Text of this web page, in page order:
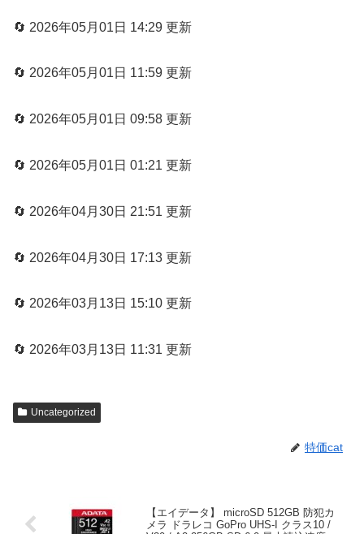
🔄 2026年05月01日 14:29 更新
🔄 2026年05月01日 11:59 更新
🔄 2026年05月01日 09:58 更新
🔄 2026年05月01日 01:21 更新
🔄 2026年04月30日 21:51 更新
🔄 2026年04月30日 17:13 更新
🔄 2026年03月13日 15:10 更新
🔄 2026年03月13日 11:31 更新
Uncategorized
特価cat
【エイデータ】 microSD 512GB 防犯カ
メラ ドラレコ GoPro UHS-I クラス10 /